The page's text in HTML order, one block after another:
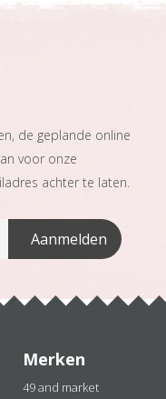
de geplande online
voor onze
achter te laten.
Merken
49 and market